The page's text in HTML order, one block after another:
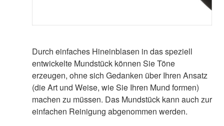
Durch einfaches Hineinblasen in das speziell
entwickelte Mundstück können Sie Töne
erzeugen, ohne sich Gedanken über Ihren Ansatz
(die Art und Weise, wie Sie Ihren Mund formen)
machen zu müssen. Das Mundstück kann auch zur
einfachen Reinigung abgenommen werden.